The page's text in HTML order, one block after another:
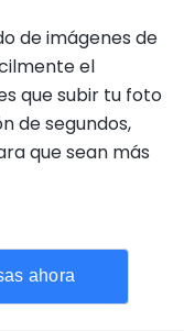
de imágenes de
el
que subir tu foto
de segundos,
que sean más
ahora